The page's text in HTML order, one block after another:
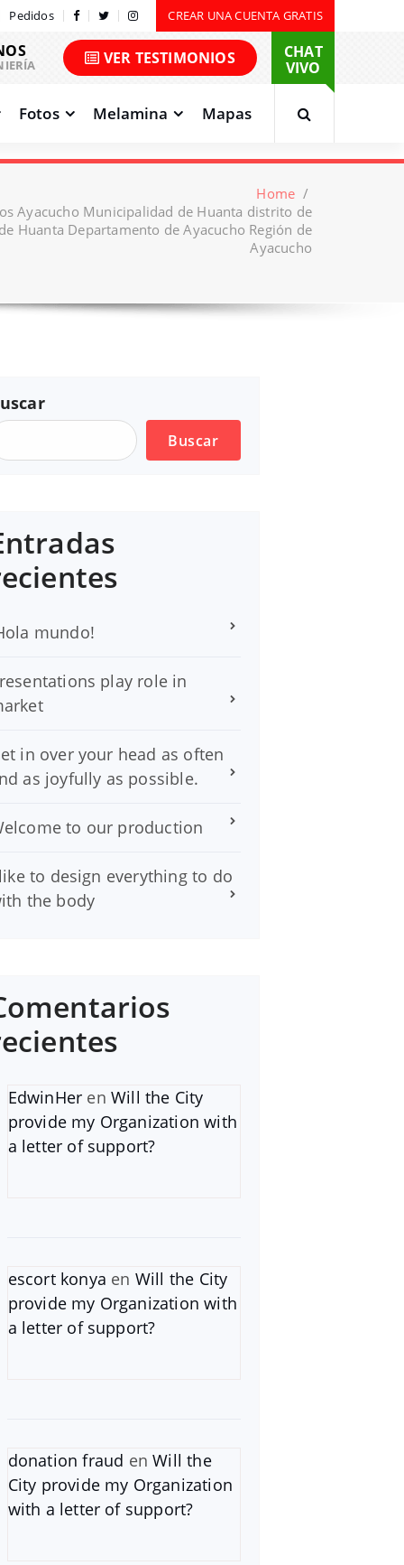
Pedidos CREAR UNA CUENTA GRATIS
VER TESTIMONIOS
CHAT
VIVO
Fotos Melamina Mapas
Home /
Ayacucho Municipalidad de Huanta distrito de
Huanta Departamento de Ayacucho Región de
Ayacucho
Buscar
mundo!
play role in
in over your head as often
as joyfully as possible.
to our production
to design everything to do
the body
EdwinHer en Will the City
provide my Organization with
a letter of support?
escort konya en Will the City
provide my Organization with
a letter of support?
donation fraud enWill the
City provide my Organization
with a letter of support?